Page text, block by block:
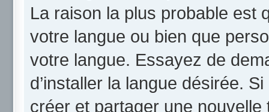
La raison la plus probable est
votre langue ou bien que
votre langue. Essayez de
d’installer la langue désirée.
créer et partager une